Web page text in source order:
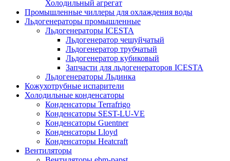
Холодильный агрегат
Промышленные чиллеры для охлаждения воды
Льдогенераторы промышленные
Льдогенераторы ICESTA
Льдогенератор чешуйчатый
Льдогенератор трубчатый
Льдогенератор кубиковый
Запчасти для льдогенераторов ICESTA
Льдогенераторы Льдинка
Кожухотрубные испарители
Холодильные конденсаторы
Конденсаторы Terrafrigo
Конденсаторы SEST-LU-VE
Конденсаторы Guentner
Конденсаторы Lloyd
Конденсаторы Heatcraft
Вентиляторы